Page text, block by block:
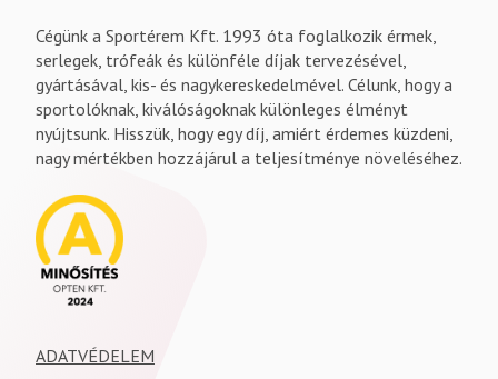
Cégünk a Sportérem Kft. 1993 óta foglalkozik érmek,
serlegek, trófeák és különféle díjak tervezésével,
gyártásával, kis- és nagykereskedelmével. Célunk, hogy a
sportolóknak, kiválóságoknak különleges élményt
nyújtsunk. Hisszük, hogy egy díj, amiért érdemes küzdeni,
nagy mértékben hozzájárul a teljesítménye növeléséhez.
ADATVÉDELEM